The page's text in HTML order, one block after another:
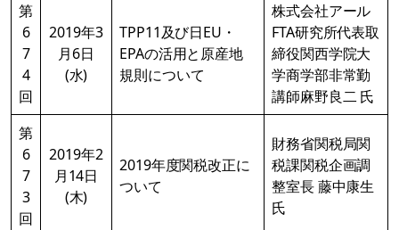
第
6
7
4
回
2019年3
月6日
(水)
TPP11及び日EU・
EPAの活用と原産地
規則について
株式会社アール
FTA研究所代表取
締役関西学院大
学商学部非常勤
講師麻野良二 氏
第
6
7
3
回
2019年2
月14日
(木)
2019年度関税改正に
ついて
財務省関税局関
税課関税企画調
整室長 藤中康生
氏